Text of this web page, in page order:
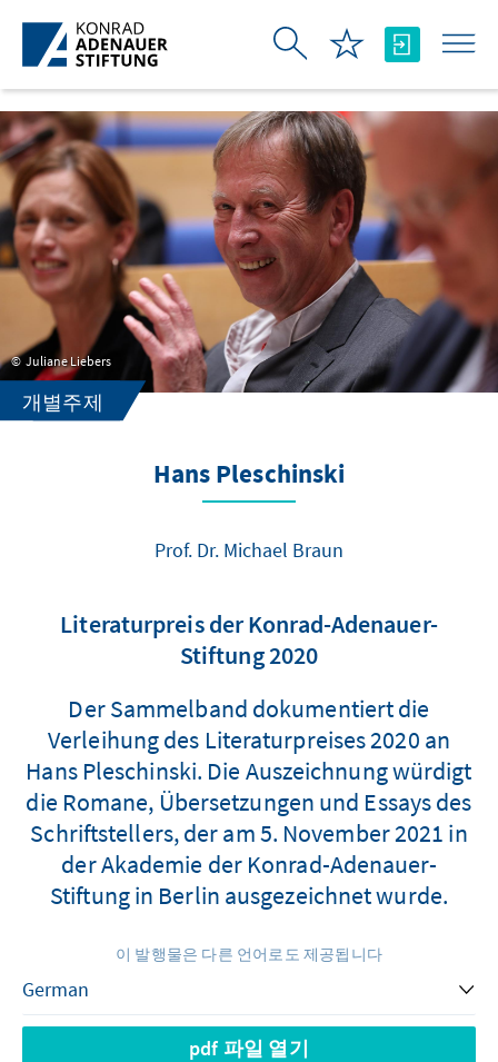
Skip to Main Content
Juliane Liebers
개별주제
Hans Pleschinski
Prof. Dr. Michael Braun
Literaturpreis der Konrad-Adenauer-
Stiftung 2020
Der Sammelband dokumentiert die
Verleihung des Literaturpreises 2020 an
Hans Pleschinski. Die Auszeichnung würdigt
die Romane, Übersetzungen und Essays des
Schriftstellers, der am 5. November 2021 in
der Akademie der Konrad-Adenauer-
Stiftung in Berlin ausgezeichnet wurde.
이 발행물은 다른 언어로도 제공됩니다
pdf 파일 열기